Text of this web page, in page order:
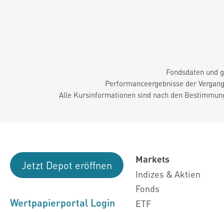
Fondsdaten und
Performanceergebnisse der
Alle Kursinformationen sind nach den
Jetzt Depot eröffnen
Wertpapierportal Login
Markets
Indizes & Aktien
Fonds
ETF